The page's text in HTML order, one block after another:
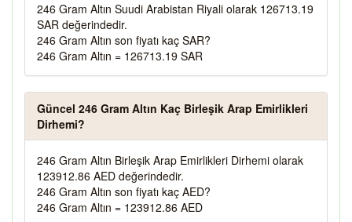
246 Gram Altın Suudi Arabistan Riyali olarak 126713.19
SAR değerindedir.
246 Gram Altın son fiyatı kaç SAR?
246 Gram Altın = 126713.19 SAR
Güncel 246 Gram Altın Kaç Birleşik Arap Emirlikleri
Dirhemi?
246 Gram Altın Birleşik Arap Emirlikleri Dirhemi olarak
123912.86 AED değerindedir.
246 Gram Altın son fiyatı kaç AED?
246 Gram Altın = 123912.86 AED